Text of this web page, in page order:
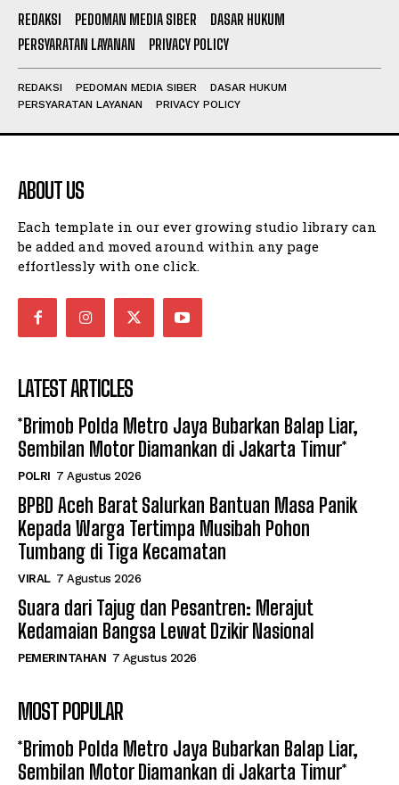
REDAKSI PEDOMAN MEDIA SIBER
DASAR HUKUM
PERSYARATAN LAYANAN
PRIVACY POLICY
REDAKSI PEDOMAN MEDIA SIBER
DASAR HUKUM
PERSYARATAN LAYANAN
PRIVACY POLICY
ABOUT US
Each template in our ever growing studio library can
be added and moved around within any page
effortlessly with one click.
LATEST ARTICLES
*Brimob Polda Metro Jaya Bubarkan Balap Liar,
Sembilan Motor Diamankan di Jakarta Timur*
POLRI 7 Agustus 2026
BPBD Aceh Barat Salurkan Bantuan Masa Panik
Kepada Warga Tertimpa Musibah Pohon
Tumbang di Tiga Kecamatan
VIRAL 7 Agustus 2026
Suara dari Tajug dan Pesantren: Merajut
Kedamaian Bangsa Lewat Dzikir Nasional
PEMERINTAHAN 7 Agustus 2026
MOST POPULAR
*Brimob Polda Metro Jaya Bubarkan Balap Liar,
Sembilan Motor Diamankan di Jakarta Timur*